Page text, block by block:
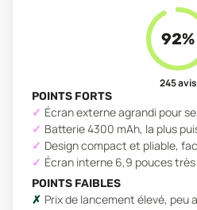
92%
245avis
POINTS FORTS
Écran externe agrandi pour
Batterie 4300 mAh, la plus
Design compact et pliable,
Écran interne 6,9 pouces
POINTS FAIBLES
Prix de lancement élevé, peu